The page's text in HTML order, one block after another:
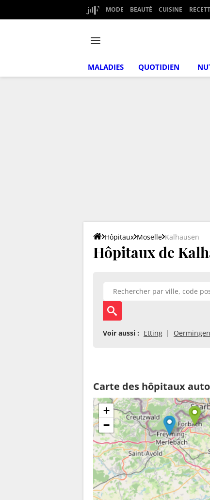
MODE BEAUTÉ CUISINE
MALADIES QUOTIDIEN
Hôpitaux Moselle Kalhausen
Hôpitaux de
Voir aussi : Etting Oermingen
Carte des hôpitaux
+
−